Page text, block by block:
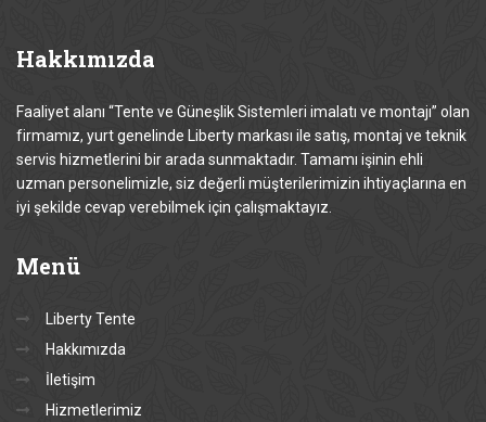
Hakkımızda
Faaliyet alanı “Tente ve Güneşlik Sistemleri imalatı ve montajı” olan
firmamız, yurt genelinde Liberty markası ile satış, montaj ve teknik
servis hizmetlerini bir arada sunmaktadır. Tamamı işinin ehli
uzman personelimizle, siz değerli müşterilerimizin ihtiyaçlarına en
iyi şekilde cevap verebilmek için çalışmaktayız.
Menü
Liberty Tente
Hakkımızda
İletişim
Hizmetlerimiz